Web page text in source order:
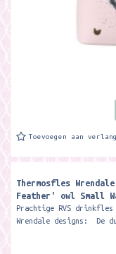
Toevoegen aan
Thermosfles
Feather' owl Small
Prachtige RVS
Wrendale designs: De